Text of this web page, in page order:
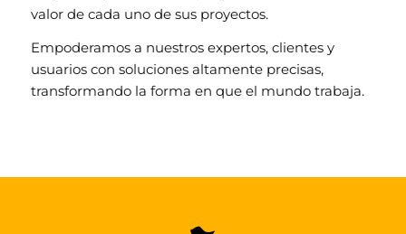
valor de cada uno de sus proyectos.
Empoderamos a nuestros expertos, clientes y
usuarios con soluciones altamente precisas,
transformando la forma en que el mundo trabaja.